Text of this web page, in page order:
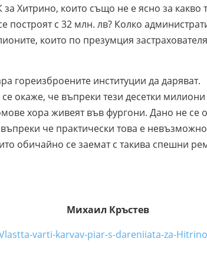
Хитрино, които също не е ясно за какво
с 32 млн. лв? Колко
които по презумция
гореизброените институции да даряват.
окаже, че въпреки тези десетки милиони
хора живеят във фургони. Дано не се
че практически това е
обичайно се заемат с такива спешни
varti-karvav-piar-s-dareniiata-za-Hitrino